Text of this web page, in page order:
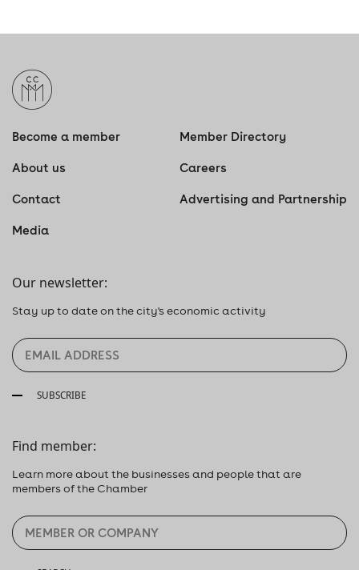
Become a member Member Directory
About us Careers
Contact Advertising and Partnership
Media
Our newsletter:
Stay up to date on the city's economic activity
SUBSCRIBE
Find member:
Learn more about the businesses and people that are
members of the Chamber